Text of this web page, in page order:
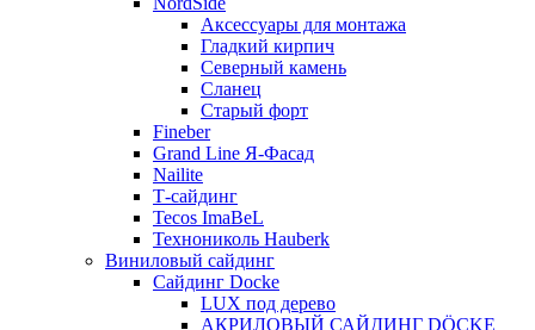
Аксессуары для монтажа
Гладкий кирпич
Северный камень
Сланец
Старый форт
Fineber
Grand Line Я-Фасад
Nailite
Т-сайдинг
Tecos ImaBeL
Технониколь Hauberk
Виниловый сайдинг
Сайдинг Docke
LUX под дерево
АКРИЛОВЫЙ САЙДИНГ DÖCKE